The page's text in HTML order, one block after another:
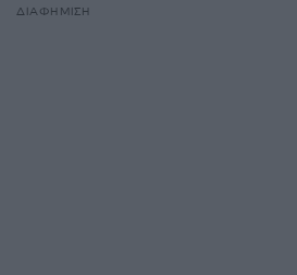
ΔΙΑΦΗΜΙΣΗ